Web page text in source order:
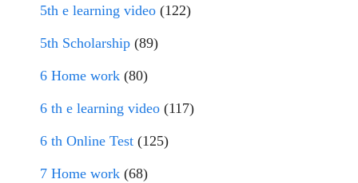
5th e learning video (122)
5th Scholarship (89)
6 Home work (80)
6 th e learning video (117)
6 th Online Test (125)
7 Home work (68)